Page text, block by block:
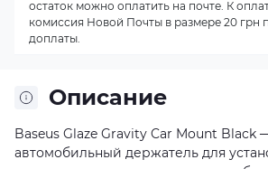
Описание
Baseus Glaze Gravity Car Mount Black
автомобильный держатель для
остаток можно оплатить на почте. К
комиссия Новой Почты в размере 20 грн
доплаты.